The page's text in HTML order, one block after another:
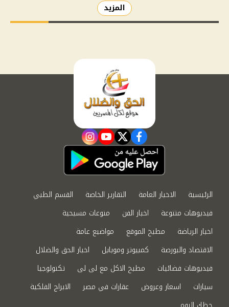
المزيد
facebook
twitter
youtube
instagram
الرئيسية الاخبار العامة التقارير الخاصة
القسم الطبي
فيديوهات متنوعة
اخبار الفن
منوعات مسيحية
اخبار الرياضة
مطبخ الموقع
مواضيع عامة
الاقتصاد والبورصة
كمبيوتر وموبايل
اخبار الحق والضلال
فيديوهات فضائيات
مطبخ الاكل مع لى لى
تكنولوجيا
سيارات
اسعار وعروض عقارات في مصر
الابراج الفلكية